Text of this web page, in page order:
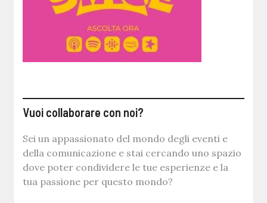
Vuoi collaborare con noi?
Sei un appassionato del mondo degli eventi e
della comunicazione e stai cercando uno spazio
dove poter condividere le tue esperienze e la
tua passione per questo mondo?